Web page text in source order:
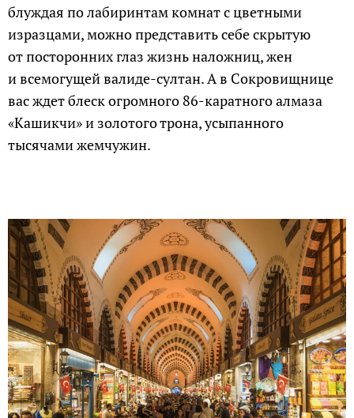
блуждая по лабиринтам комнат с цветными
изразцами, можно представить себе скрытую
от посторонних глаз жизнь наложниц, жен
и всемогущей валиде-султан. А в Сокровищнице
вас ждет блеск огромного 86-каратного алмаза
«Кашикчи» и золотого трона, усыпанного
тысячами жемчужин.